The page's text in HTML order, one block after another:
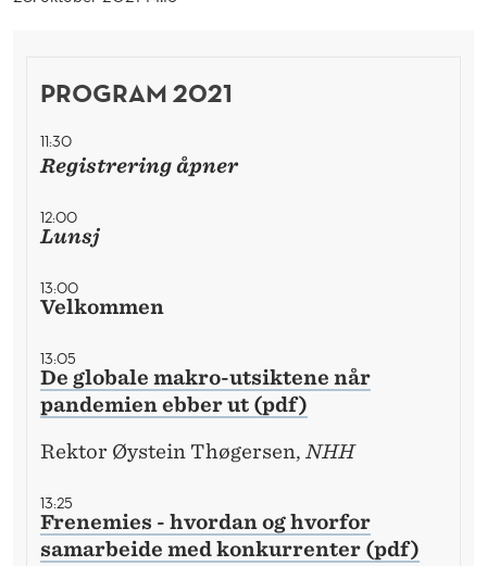
E
PROGRAM 2021
11:30
Registrering åpner
12:00
Lunsj
13:00
Velkommen
13:05
De globale makro-utsiktene når
pandemien ebber ut (pdf)
Rektor Øystein Thøgersen, NHH
13:25
Frenemies - hvordan og hvorfor
samarbeide med konkurrenter (pdf)